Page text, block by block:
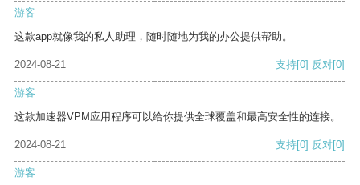
游客
这款app就像我的私人助理，随时随地为我的办公提供帮助。
2024-08-21 支持[0] 反对[0]
游客
这款加速器VPM应用程序可以给你提供全球覆盖和最高安全性的连接。
2024-08-21 支持[0] 反对[0]
游客